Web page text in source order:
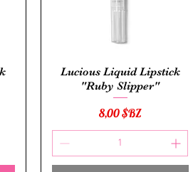
Aperçu rapide
Lucious Liquid Lipstick
"Ruby Slipper"
Prix
8,00 $BZ